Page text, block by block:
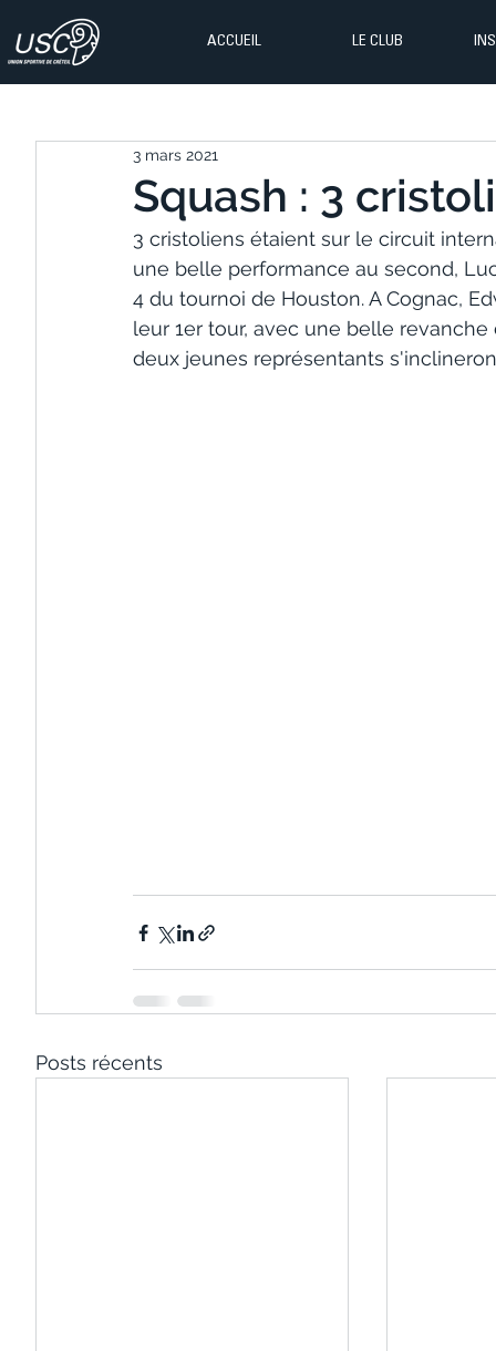
ACCUEIL LE CLUB
Squash : 3
3 mars 2021
3 cristoliens étaient sur le circuit
une belle performance au second,
4 du tournoi de Houston. A Cognac,
leur 1er tour, avec une belle
deux jeunes représentants
Posts récents